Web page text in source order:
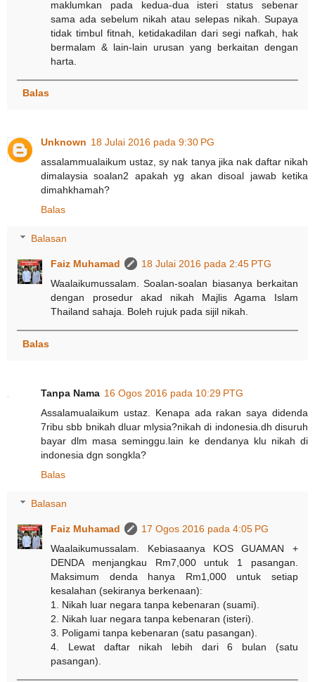
maklumkan pada kedua-dua isteri status sebenar
sama ada sebelum nikah atau selepas nikah. Supaya
tidak timbul fitnah, ketidakadilan dari segi nafkah, hak
bermalam & lain-lain urusan yang berkaitan dengan
harta.
Balas
Unknown 18 Julai 2016 pada 9:30 PG
assalammualaikum ustaz, sy nak tanya jika nak daftar nikah
dimalaysia soalan2 apakah yg akan disoal jawab ketika
dimahkhamah?
Balas
Balasan
Faiz Muhamad
18 Julai 2016 pada 2:45 PTG
Waalaikumussalam. Soalan-soalan biasanya berkaitan
dengan prosedur akad nikah Majlis Agama Islam
Thailand sahaja. Boleh rujuk pada sijil nikah.
Balas
Tanpa Nama 16 Ogos 2016 pada 10:29 PTG
Assalamualaikum ustaz. Kenapa ada rakan saya didenda
7ribu sbb bnikah dluar mlysia?nikah di indonesia.dh disuruh
bayar dlm masa seminggu.lain ke dendanya klu nikah di
indonesia dgn songkla?
Balas
Balasan
Faiz Muhamad
17 Ogos 2016 pada 4:05 PG
Waalaikumussalam. Kebiasaanya KOS GUAMAN +
DENDA menjangkau Rm7,000 untuk 1 pasangan.
Maksimum denda hanya Rm1,000 untuk setiap
kesalahan (sekiranya berkenaan):
1. Nikah luar negara tanpa kebenaran (suami).
2. Nikah luar negara tanpa kebenaran (isteri).
3. Poligami tanpa kebenaran (satu pasangan).
4. Lewat daftar nikah lebih dari 6 bulan (satu
pasangan).